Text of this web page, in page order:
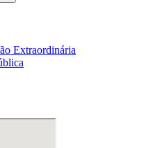
Extraordinária